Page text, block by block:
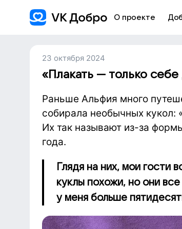
О проекте
23 октября 2024
«Плакать — только
Раньше Альфия много
собирала необычных кукол:
Их так называют из-за
года.
Глядя на них, мои гости
куклы похожи, но они
у меня больше